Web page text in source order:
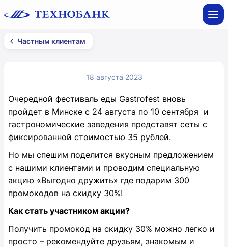
Частным клиентам
18 августа 2023
Очередной фестиваль еды Gastrofest вновь
пройдет в Минске с 24 августа по 10 сентября и
гастрономические заведения представят сеты с
фиксированной стоимостью 35 рублей.
Но мы спешим поделится вкусным предложением
с нашими клиентами и проводим специальную
акцию «Выгодно дружить» где подарим 300
промокодов на скидку 30%!
Как стать участником акции?
Получить промокод на скидку 30% можно легко и
просто – рекомендуйте друзьям, знакомым и